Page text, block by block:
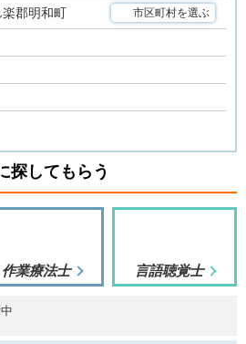
郡明和町 市区町村を選ぶ
探してもらう
作業療法士 言語聴覚士